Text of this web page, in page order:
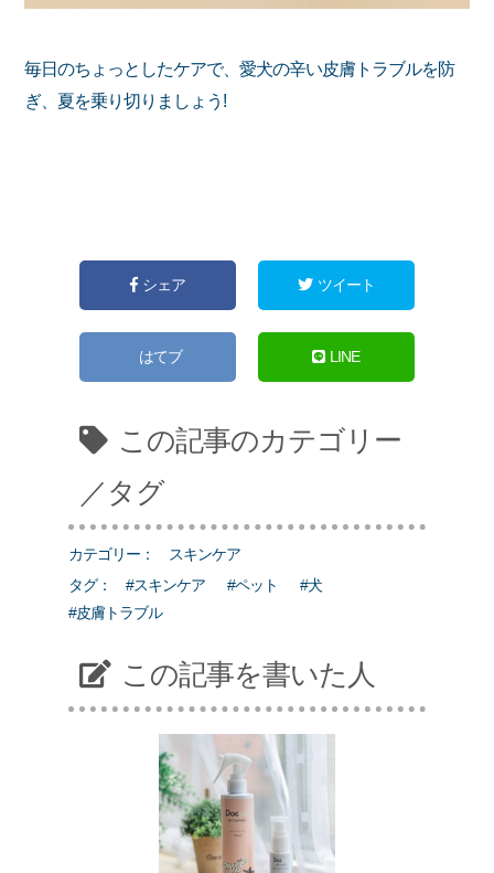
毎日のちょっとしたケアで、愛犬の辛い皮膚トラブルを防
ぎ、夏を乗り切りましょう!
シェア ツイート
はてブ LINE
この記事のカテゴリー
／タグ
カテゴリー： スキンケア
タグ：#スキンケア #ペット
#犬
#皮膚トラブル
この記事を書いた人